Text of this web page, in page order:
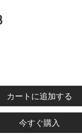
価
カートに追加する
今すぐ購入